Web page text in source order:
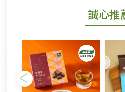
若您購買的商品有下列「不適
形者，除商品瑕疵以外，恕不
依消保法之規定提供該商品七
日)的服務，原則上若商品未經
瑕疵)，一般皆可申請退換貨。
誠心推